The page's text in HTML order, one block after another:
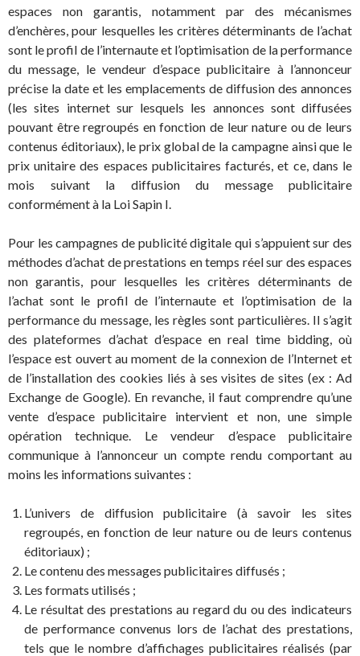
espaces non garantis, notamment par des mécanismes
d’enchères, pour lesquelles les critères déterminants de l’achat
sont le profil de l’internaute et l’optimisation de la performance
du message, le vendeur d’espace publicitaire à l’annonceur
précise la date et les emplacements de diffusion des annonces
(les sites internet sur lesquels les annonces sont diffusées
pouvant être regroupés en fonction de leur nature ou de leurs
contenus éditoriaux), le prix global de la campagne ainsi que le
prix unitaire des espaces publicitaires facturés, et ce, dans le
mois suivant la diffusion du message publicitaire
conformément à la Loi Sapin I.
Pour les campagnes de publicité digitale qui s’appuient sur des
méthodes d’achat de prestations en temps réel sur des espaces
non garantis, pour lesquelles les critères déterminants de
l’achat sont le profil de l’internaute et l’optimisation de la
performance du message, les règles sont particulières. Il s’agit
des plateformes d’achat d’espace en real time bidding, où
l’espace est ouvert au moment de la connexion de l’Internet et
de l’installation des cookies liés à ses visites de sites (ex : Ad
Exchange de Google). En revanche, il faut comprendre qu’une
vente d’espace publicitaire intervient et non, une simple
opération technique. Le vendeur d’espace publicitaire
communique à l’annonceur un compte rendu comportant au
moins les informations suivantes :
L’univers de diffusion publicitaire (à savoir les sites
regroupés, en fonction de leur nature ou de leurs contenus
éditoriaux) ;
Le contenu des messages publicitaires diffusés ;
Les formats utilisés ;
Le résultat des prestations au regard du ou des indicateurs
de performance convenus lors de l’achat des prestations,
tels que le nombre d’affichages publicitaires réalisés (par